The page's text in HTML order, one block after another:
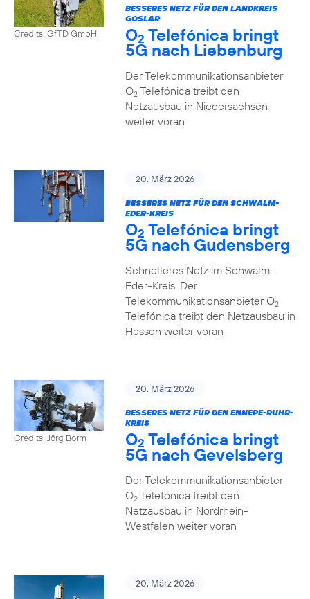
Credits: GfTD GmbH
BESSERES NETZ FÜR DEN LANDKREIS
GOSLAR
O2 Telefónica bringt
5G nach Liebenburg
Der Telekommunikationsanbieter
O2Telefónica treibt den
Netzausbau in Niedersachsen
weiter voran
20. März 2026
BESSERES NETZ FÜR DEN SCHWALM-
EDER-KREIS
O2 Telefónica bringt
5G nach Gudensberg
Schnelleres Netz im Schwalm-
Eder-Kreis: Der
Telekommunikationsanbieter O2
Telefónica treibt den Netzausbau in
Hessen weiter voran
Credits: Jörg Borm
20. März 2026
BESSERES NETZ FÜR DEN ENNEPE-RUHR-
KREIS
O2 Telefónica bringt
5G nach Gevelsberg
Der Telekommunikationsanbieter
O2Telefónica treibt den
Netzausbau in Nordrhein-
Westfalen weiter voran
20. März 2026